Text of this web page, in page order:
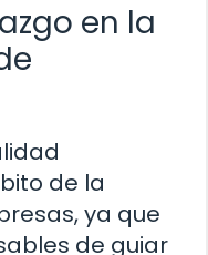
en la
de la
ya que
de guiar